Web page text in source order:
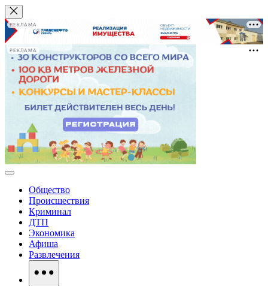
РЕКЛАМА
РЕКЛАМА
Общество
Происшествия
Криминал
ДТП
Экономика
Афиша
Развлечения